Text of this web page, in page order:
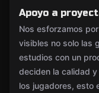
Apoyo a
Nos esforzamos
visibles no solo las
estudios con un
deciden la calidad
los jugadores, esto